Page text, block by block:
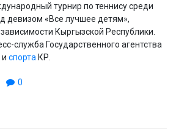
турнир по теннису среди
девизом «Все лучшее детям»,
Кыргызской Республики.
служба Государственного агентства
спорта КР.
0